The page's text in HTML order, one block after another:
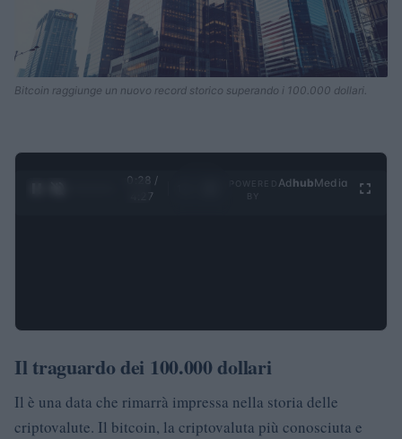
Bitcoin raggiunge un nuovo record storico superando i 100.000 dollari.
0:29 /
4:27
Ad hubMedia
Il traguardo dei 100.000 dollari
Il è una data che rimarrà impressa nella storia delle
criptovalute. Il bitcoin, la criptovaluta più conosciuta e